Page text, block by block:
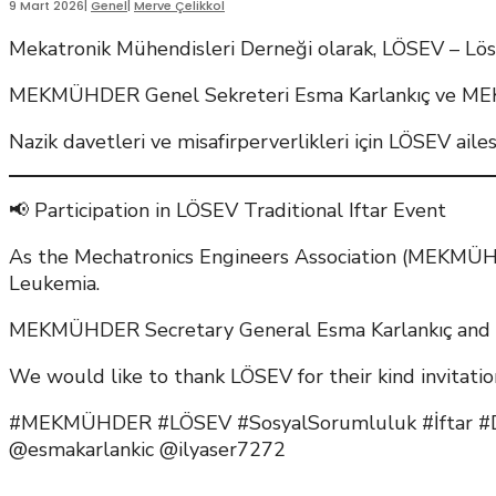
9 Mart 2026 Genel Merve Çelikkol
Mekatronik Mühendisleri Derneği olarak, LÖSEV –
MEKMÜHDER Genel Sekreteri Esma Karlankıç ve
Nazik davetleri ve misafirperverlikleri için LÖSEV
📢 Participation in LÖSEV Traditional Iftar Event
As the Mechatronics Engineers Association
Leukemia.
MEKMÜHDER Secretary General Esma Karlankıç
We would like to thank LÖSEV for their kind
#MEKMÜHDER #LÖSEV #SosyalSorumluluk #İftar
@esmakarlankic @ilyaser7272